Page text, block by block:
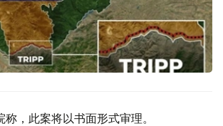
，此案将以书面形式审理。